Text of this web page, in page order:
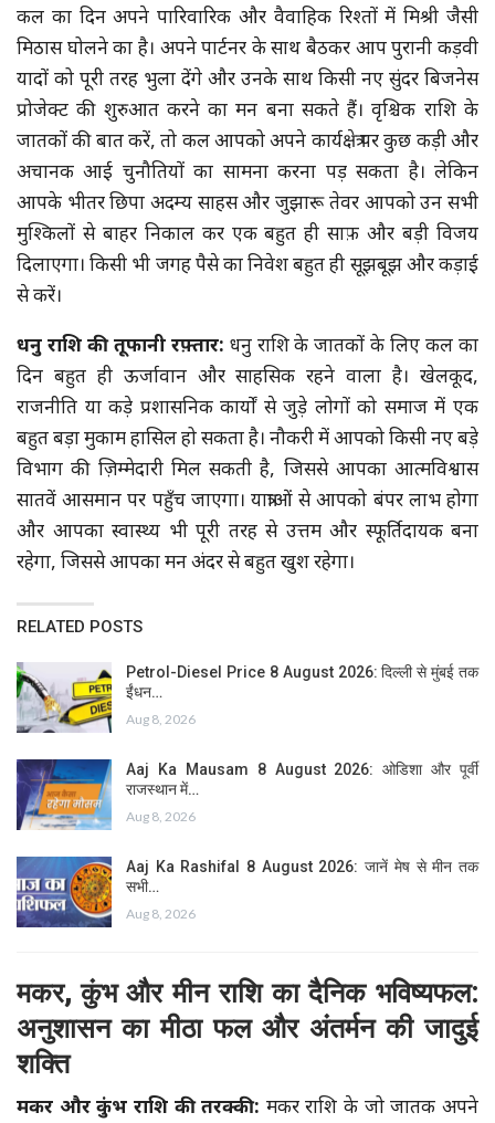
कल का दिन अपने पारिवारिक और वैवाहिक रिश्तों में मिश्री जैसी
मिठास घोलने का है। अपने पार्टनर के साथ बैठकर आप पुरानी कड़वी
यादों को पूरी तरह भुला देंगे और उनके साथ किसी नए सुंदर बिजनेस
प्रोजेक्ट की शुरुआत करने का मन बना सकते हैं। वृश्चिक राशि के
जातकों की बात करें, तो कल आपको अपने कार्यक्षेत्र पर कुछ कड़ी और
अचानक आई चुनौतियों का सामना करना पड़ सकता है। लेकिन
आपके भीतर छिपा अदम्य साहस और जुझारू तेवर आपको उन सभी
मुश्किलों से बाहर निकाल कर एक बहुत ही साफ़ और बड़ी विजय
दिलाएगा। किसी भी जगह पैसे का निवेश बहुत ही सूझबूझ और कड़ाई
से करें।
धनु राशि की तूफानी रफ़्तार: धनु राशि के जातकों के लिए कल का
दिन बहुत ही ऊर्जावान और साहसिक रहने वाला है। खेलकूद,
राजनीति या कड़े प्रशासनिक कार्यों से जुड़े लोगों को समाज में एक
बहुत बड़ा मुकाम हासिल हो सकता है। नौकरी में आपको किसी नए बड़े
विभाग की ज़िम्मेदारी मिल सकती है, जिससे आपका आत्मविश्वास
सातवें आसमान पर पहुँच जाएगा। यात्राओं से आपको बंपर लाभ होगा
और आपका स्वास्थ्य भी पूरी तरह से उत्तम और स्फूर्तिदायक बना
रहेगा, जिससे आपका मन अंदर से बहुत खुश रहेगा।
RELATED POSTS
Petrol-Diesel Price 8 August 2026: दिल्ली से मुंबई तक
ईंधन…
Aug 8, 2026
Aaj Ka Mausam 8 August 2026: ओडिशा और पूर्वी
राजस्थान में…
Aug 8, 2026
Aaj Ka Rashifal 8 August 2026: जानें मेष से मीन तक
सभी…
Aug 8, 2026
मकर, कुंभ और मीन राशि का दैनिक भविष्यफल:
अनुशासन का मीठा फल और अंतर्मन की जादुई
शक्ति
मकर और कुंभ राशि की तरक्की: मकर राशि के जो जातक अपने